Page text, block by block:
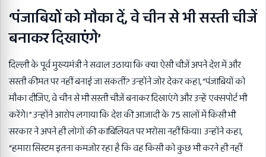
‘पंजाबियों को मौका दें, वे चीन से भी सस्ती चीजें
बनाकर दिखाएंगे’
दिल्ली के पूर्व मुख्यमंत्री ने सवाल उठाया कि क्या ऐसी चीजें अपने देश में और
सस्ती कीमत पर नहीं बनाई जा सकतीं? उन्होंने जोर देकर कहा, “पंजाबियों को
मौका दीजिए, वे चीन से भी सस्ती चीजें बनाकर दिखाएंगे और उन्हें एक्सपोर्ट भी
करेंगे।” उन्होंने आरोप लगाया कि देश की आजादी के 75 सालों में किसी भी
सरकार ने अपने ही लोगों की काबिलियत पर भरोसा नहीं किया। उन्होंने कहा,
“हमारा सिस्टम इतना कमजोर रहा है कि वह किसी को कुछ भी करने ही नहीं